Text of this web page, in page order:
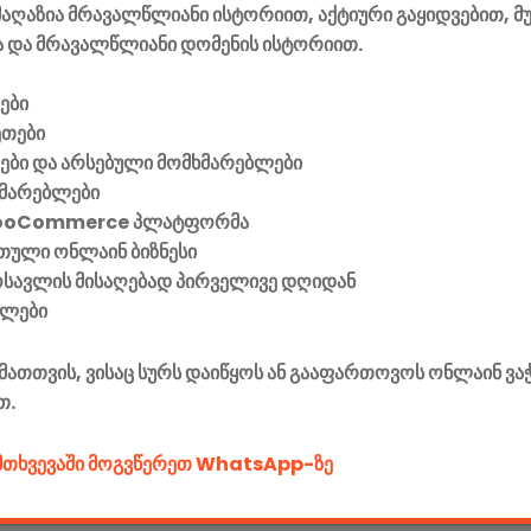
მრავალწლიანი ისტორიით, აქტიური გაყიდვებით,
და მრავალწლიანი დომენის ისტორიით.
და არსებული მომხმარებლები
პლატფორმა
ონლაინ ბიზნესი
მისაღებად პირველივე დღიდან
ვისაც სურს დაიწყოს ან გააფართოვოს ონლაინ
მოგვწერეთ WhatsApp-ზე